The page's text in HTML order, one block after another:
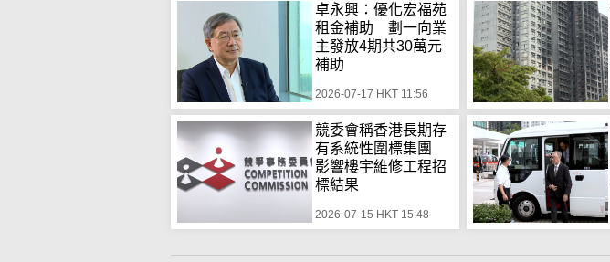
卓永興：優化宏福苑
租金補助 劃一向業
主發放4期共30萬元
補助
2026-07-17 HKT 11:56
競委會稱香港長期存
有系統性圍標集團
影響樓宇維修工程招
標結果
2026-07-15 HKT 15:48